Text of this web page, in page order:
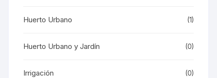
Huerto Urbano (1)
Huerto Urbano y Jardín (0)
Irrigación (0)